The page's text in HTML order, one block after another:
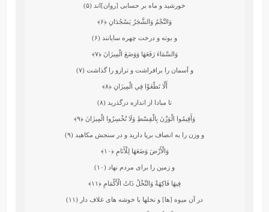
خورشيد و ماه بر حسابى [روان]اند (۵)
وَالنَّجْمُ وَالشَّجَرُ يَسْجُدَانِ ﴿۶﴾
و بوته و درخت چهره ‏سايانند (۶)
وَالسَّمَاءَ رَفَعَهَا وَوَضَعَ الْمِيزَانَ﴿۷﴾
و آسمان را برافراشت و ترازو را گذاشت (۷)
أَلَّا تَطْغَوْا فِي الْمِيزَانِ﴿۸﴾
تا مبادا از اندازه درگذريد (۸)
وَأَقِيمُوا الْوَزْنَ بِالْقِسْطِ وَلَا تُخْسِرُوا الْمِيزَانَ ﴿۹﴾
و وزن را به انصاف برپا داريد و در سنجش مكاهيد (۹)
وَالْأَرْضَ وَضَعَهَا لِلْأَنَامِ﴿۱۰﴾
و زمين را براى مردم نهاد (۱۰)
فِيهَا فَاكِهَةٌ وَالنَّخْلُ ذَاتُ الْأَكْمَامِ ﴿۱۱﴾
در آن ميوه [ها] و نخلها با خوشه ‏هاى غلاف دار (۱۱)